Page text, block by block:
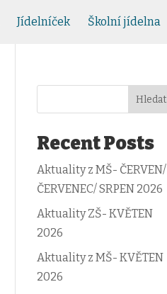
Jídelníček Školní jídelna
Hledat
Recent Posts
Aktuality z MŠ- ČERVEN/
ČERVENEC/ SRPEN 2026
Aktuality ZŠ- KVĚTEN
2026
Aktuality z MŠ- KVĚTEN
2026